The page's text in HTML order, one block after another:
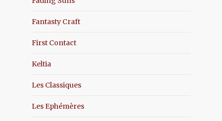
Fantasty Craft
First Contact
Keltia
Les Classiques
Les Ephémères